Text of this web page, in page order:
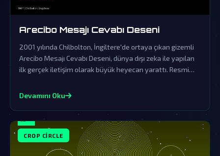
Arecibo Mesajı Cevabı Deseni
2001 yılında Chilbolton, İngiltere'de ortaya çıkan gizemli
Arecibo Mesajı Cevabı Deseni, dünya dışı zeka ile yapılan
ilk gerçek iletişim olarak büyük heyecan yarattı. Resmi
ziyaretlerinin ve karmaşık iletişim biçimlerinin kanıtı
Devamını Oku
CROP CIRCLE